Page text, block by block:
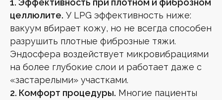
1. Эффективность при плотном и фиброзном
целлюлите. У LPG эффективность ниже:
вакуум вбирает кожу, но не всегда способен
разрушить плотные фиброзные тяжи.
Эндосфера воздействует микровибрациями
на более глубокие слои и работает даже с
«застарелыми» участками.
2. Комфорт процедуры. Многие пациенты